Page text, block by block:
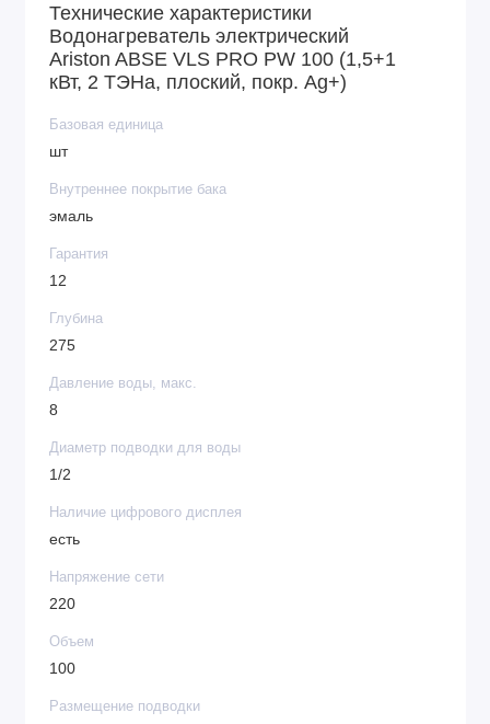
указанной линейки увеличен.
Бак аппарата – сверхпрочный, прошел тестирование
в условиях давления при 16 атм. В комплекте с
прибором поставляется предохранительный клапан.
Технические характеристики
Водонагреватель электрический
Ariston ABSE VLS PRO PW 100 (1,5+1
кВт, 2 ТЭНа, плоский, покр. Ag+)
Базовая единица
шт
Внутреннее покрытие бака
эмаль
Гарантия
12
Глубина
275
Давление воды, макс.
8
Диаметр подводки для воды
1/2
Наличие цифрового дисплея
есть
Напряжение сети
220
Объем
100
Размещение подводки